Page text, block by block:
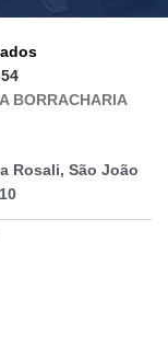
BORRACHARIA
Rosali, São João